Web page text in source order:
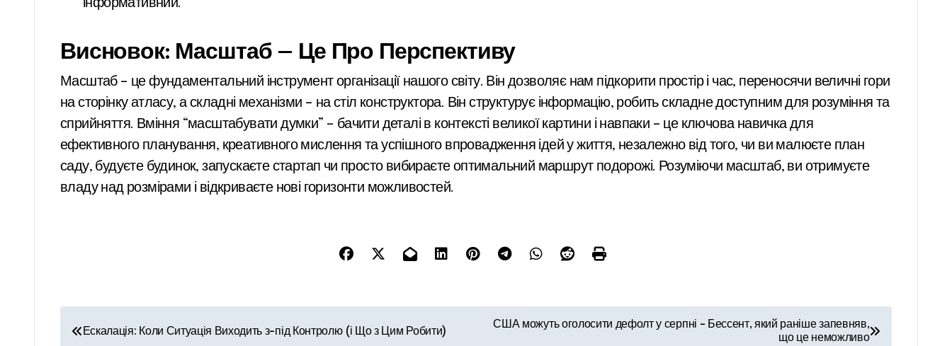
інформативний.
Висновок: Масштаб – Це Про Перспективу
Масштаб – це фундаментальний інструмент організації нашого світу. Він дозволяє нам підкорити простір і час, переносячи величні гори
на сторінку атласу, а складні механізми – на стіл конструктора. Він структурує інформацію, робить складне доступним для розуміння та
сприйняття. Вміння “масштабувати думки” – бачити деталі в контексті великої картини і навпаки – це ключова навичка для
ефективного планування, креативного мислення та успішного впровадження ідей у життя, незалежно від того, чи ви малюєте план
саду, будуєте будинок, запускаєте стартап чи просто вибираєте оптимальний маршрут подорожі. Розуміючи масштаб, ви отримуєте
владу над розмірами і відкриваєте нові горизонти можливостей.
Ескалація: Коли Ситуація Виходить з-під Контролю (і Що з Цим Робити)
США можуть оголосити дефолт у серпні – Бессент, який раніше запевняв,
що це неможливо